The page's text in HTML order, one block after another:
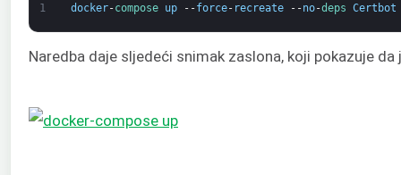
1 docker-compose up --force- recreate --no-deps Certbot
Naredba daje sljedeći snimak zaslona, koji pokazuje